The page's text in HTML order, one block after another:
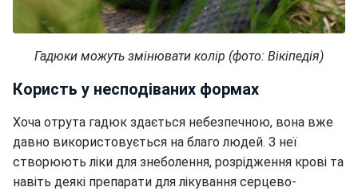
Гадюки можуть змінювати колір (фото: Вікіпедія)
Користь у несподіваних формах
Хоча отрута гадюк здається небезпечною, вона вже
давно використовується на благо людей. З неї
створюють ліки для знеболення, розрідження крові та
навіть деякі препарати для лікування серцево-